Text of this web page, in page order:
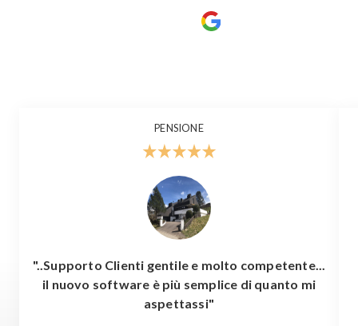
PENSIONE
"..Supporto Clienti gentile e molto competente...
il nuovo software è più semplice di quanto mi
aspettassi"